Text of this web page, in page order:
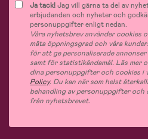
Ja tack!Jag vill gärna ta del av
erbjudanden och nyheter och
personuppgifter enligt nedan.
Våra nyhetsbrev använder cookies
mäta öppningsgrad och våra
för att ge personaliserade
samt för statistikändamål. Läs mer
dina personuppgifter och cookies i
Policy. Du kan när som helst
behandling av personuppgifter och
från nyhetsbrevet.